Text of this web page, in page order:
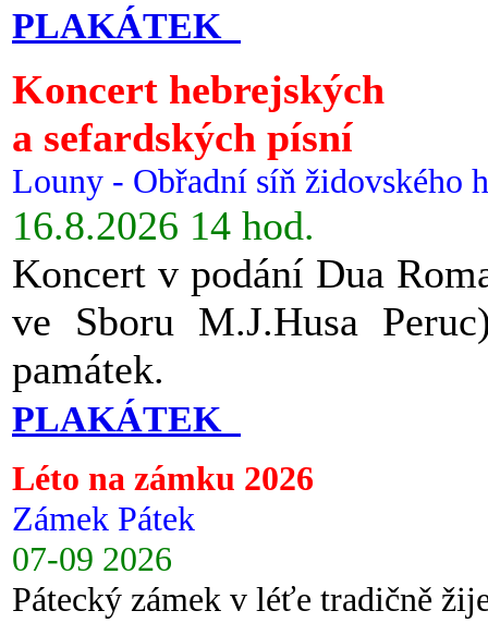
PLAKÁTEK
Koncert hebrejských
a sefardských písní
Louny - Obřadní síň židovského
16.8.2026 14 hod.
Koncert v podání Dua
ve Sboru M.J.Husa
památek.
PLAKÁTEK
Léto na zámku 2026
Zámek Pátek
07-09 2026
Pátecký zámek v léťe tradičně